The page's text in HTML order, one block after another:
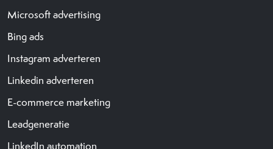
Microsoft advertising
Bing ads
Instagram adverteren
Linkedin adverteren
E-commerce marketing
Leadgeneratie
LinkedIn automation